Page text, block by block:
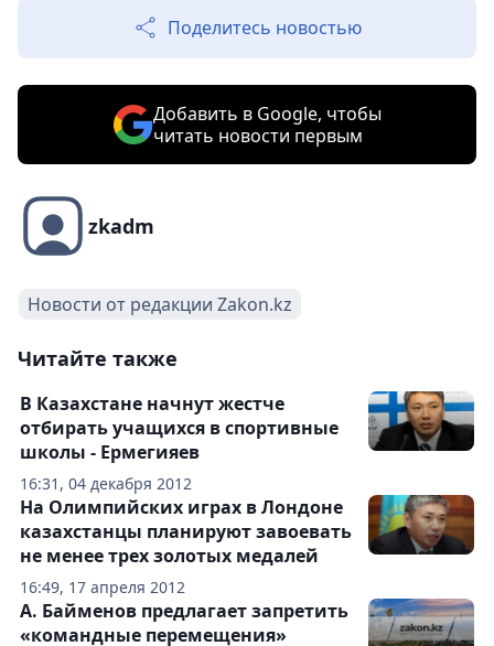
Поделитесь новостью
Добавить в Google, чтобы
читать новости первым
zkadm
Новости от редакции Zakon.kz
Читайте также
16:31, 04 декабря 2012
В Казахстане начнут жестче
отбирать учащихся в спортивные
школы - Ермегияев
16:49, 17 апреля 2012
На Олимпийских играх в Лондоне
казахстанцы планируют завоевать
не менее трех золотых медалей
А. Байменов предлагает запретить
«командные перемещения»